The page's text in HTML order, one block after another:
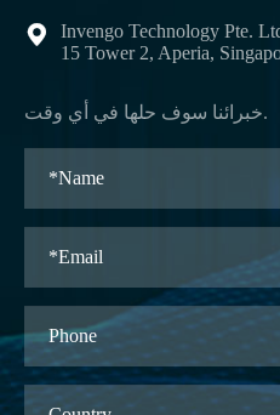

Invengo Technology Pte.
15 Tower 2, Aperia,
خبرائنا سوف حلها في أي وقت.